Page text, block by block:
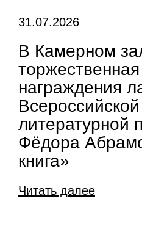
31.07.2026
В Камерном
награждения
Всероссийской
литературной
Фёдора
книга»
Читать далее